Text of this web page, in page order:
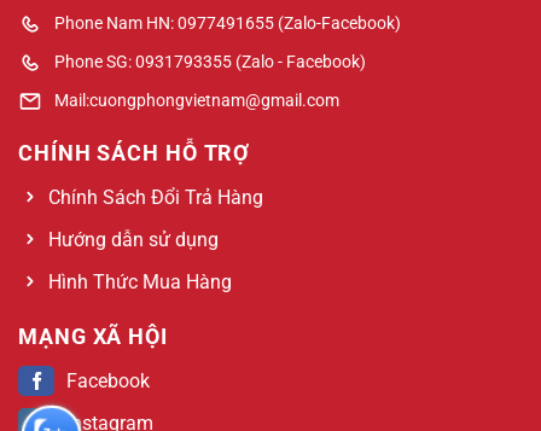
Phone Nam HN: 0977491655 (Zalo-Facebook)
Phone SG: 0931793355 (Zalo - Facebook)
Mail:cuongphongvietnam@gmail.com
CHÍNH SÁCH HỖ TRỢ
Chính Sách Đổi Trả Hàng
Hướng dẫn sử dụng
Hình Thức Mua Hàng
MẠNG XÃ HỘI
Facebook
Instagram